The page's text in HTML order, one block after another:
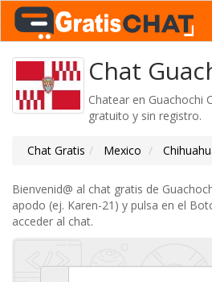
Chat
Chatear en Guachochi
gratuito y sin registro.
Chat Gratis Mexico
Bienvenid@ al chat gratis de
apodo (ej. Karen-21) y pulsa en el
acceder al chat.